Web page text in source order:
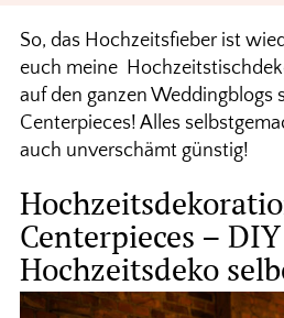
So, das Hochzeitsfieber ist
euch meine
auf den ganzen Weddingblogs
Centerpieces! Alles
auch unverschämt günstig!
Centerpieces – DIY
Hochzeitsdeko